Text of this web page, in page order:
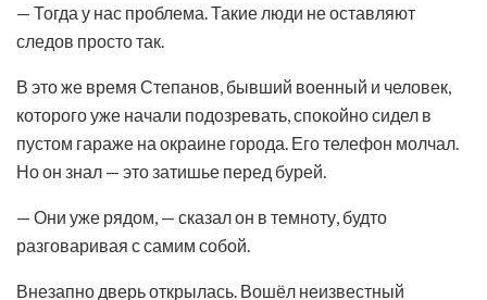
— Тогда у нас проблема. Такие люди не оставляют
следов просто так.
В это же время Степанов, бывший военный и человек,
которого уже начали подозревать, спокойно сидел в
пустом гараже на окраине города. Его телефон молчал.
Но он знал — это затишье перед бурей.
— Они уже рядом, — сказал он в темноту, будто
разговаривая с самим собой.
Внезапно дверь открылась. Вошёл неизвестный